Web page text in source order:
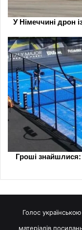
Голос
матеріалів